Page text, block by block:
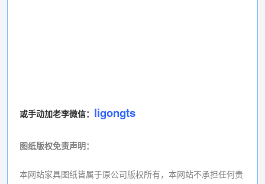
或手动加老李微信： ligongts
图纸版权免责声明：
本网站家具图纸皆属于原公司版权所有，本网站不承担任何责